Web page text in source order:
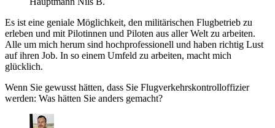
Es ist eine geniale Möglichkeit, den militärischen Flugbetrieb zu
erleben und mit Pilotinnen und Piloten aus aller Welt zu arbeiten.
Alle um mich herum sind hochprofessionell und haben richtig Lust
auf ihren Job. In so einem Umfeld zu arbeiten, macht mich
glücklich.
Wenn Sie gewusst hätten, dass Sie Flugverkehrskontrolloffizier
werden: Was hätten Sie anders gemacht?